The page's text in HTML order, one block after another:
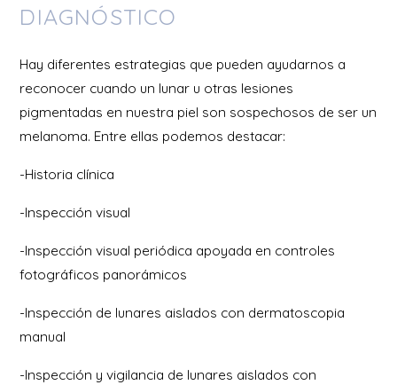
DIAGNÓSTICO
Hay diferentes estrategias que pueden ayudarnos a
reconocer cuando un lunar u otras lesiones
pigmentadas en nuestra piel son sospechosos de ser un
melanoma. Entre ellas podemos destacar:
-Historia clínica
-Inspección visual
-Inspección visual periódica apoyada en controles
fotográficos panorámicos
-Inspección de lunares aislados con dermatoscopia
manual
-Inspección y vigilancia de lunares aislados con